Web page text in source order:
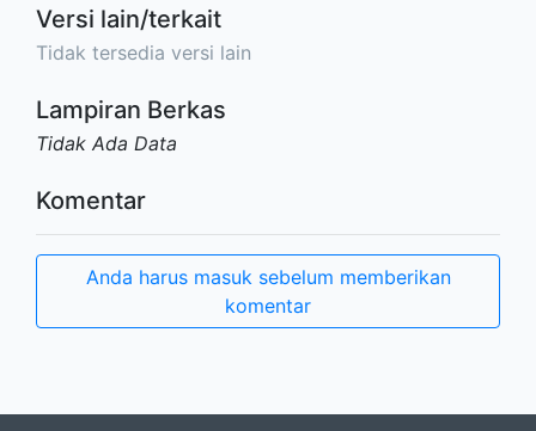
Versi lain/terkait
Tidak tersedia versi lain
Lampiran Berkas
Tidak Ada Data
Komentar
Anda harus masuk sebelum memberikan
komentar